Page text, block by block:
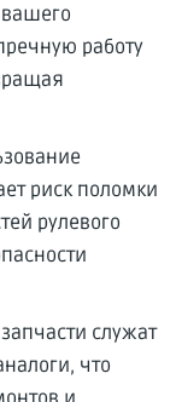
работу
риск поломки
рулевого
служат
что